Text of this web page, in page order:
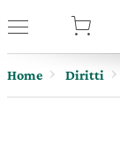
Home Diritti